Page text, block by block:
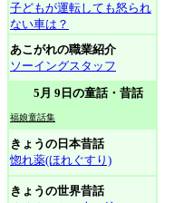
子どもが運転しても怒られ
ない車は？
あこがれの職業紹介
ソーイングスタッフ
5月 9日の童話・昔話
福娘童話集
きょうの日本昔話
惚れ薬(ほれぐすり)
きょうの世界昔話